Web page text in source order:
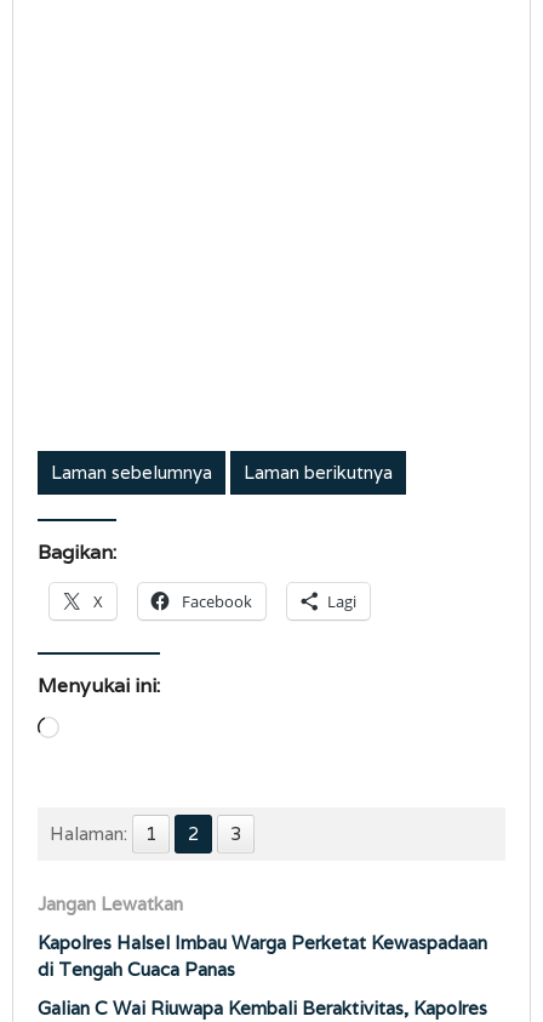
Laman sebelumnya Laman berikutnya
Bagikan:
X Facebook Lagi
Menyukai ini:
Memuat...
Halaman: 1 2 3
Jangan Lewatkan
Kapolres Halsel Imbau Warga Perketat Kewaspadaan
di Tengah Cuaca Panas
Galian C Wai Riuwapa Kembali Beraktivitas, Kapolres